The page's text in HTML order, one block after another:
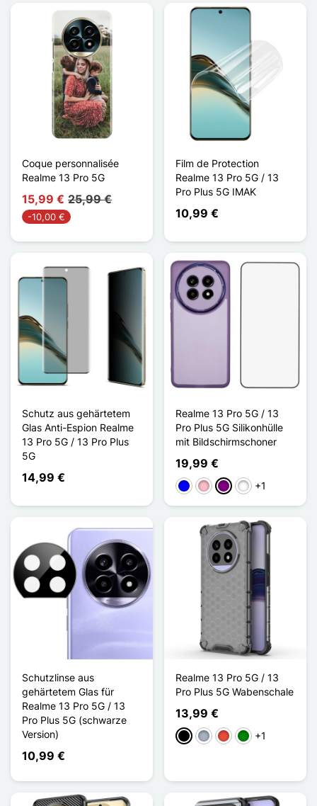
Coque personnalisée
Realme 13 Pro 5G
15,99 € 25,99 €
-10,00 €
Film de Protection
Realme 13 Pro 5G / 13
Pro Plus 5G IMAK
10,99 €
Schutz aus gehärtetem
Glas Anti-Espion Realme
13 Pro 5G / 13 Pro Plus
5G
14,99 €
Realme 13 Pro 5G / 13
Pro Plus 5G Silikonhülle
mit Bildschirmschoner
19,99 €
Bleu Transparent
Rose Transparent
Violet Transparent
Blanc
+1
Schutzlinse aus
gehärtetem Glas für
Realme 13 Pro 5G / 13
Pro Plus 5G (schwarze
Version)
10,99 €
Realme 13 Pro 5G / 13
Pro Plus 5G Wabenschale
13,99 €
Schwarz
GrauRot Grün+1